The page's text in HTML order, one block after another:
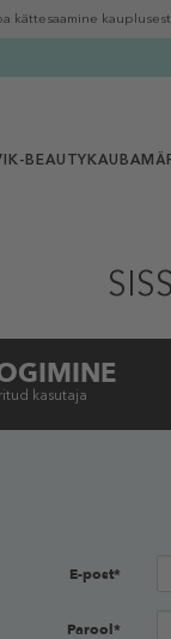
kättesaamine kauplusest
K-BEAUTY
kasutaja
E-post*
Parool*